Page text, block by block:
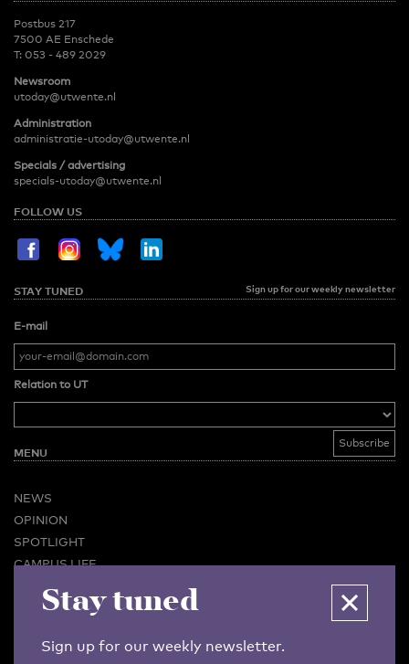
Postbus 217
7500 AE Enschede
T: 053 - 489 2029
Newsroom
utoday@utwente.nl
Administration
administratie-utoday@utwente.nl
Specials / advertising
specials-utoday@utwente.nl
FOLLOW US
STAY TUNED Sign up for our weekly newsletter
E-mail
Relation to UT
MENU
NEWS
OPINION
SPOTLIGHT
CAMPUS LIFE
BUSINESS & CAREER
Stay tuned
Sign up for our weekly newsletter.